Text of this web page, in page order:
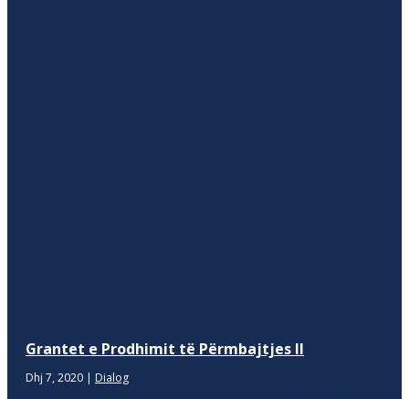
Grantet e Prodhimit të Përmbajtjes II
Dhj 7, 2020 | Dialog